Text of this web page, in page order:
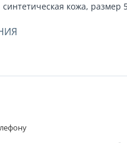
кожа, размер